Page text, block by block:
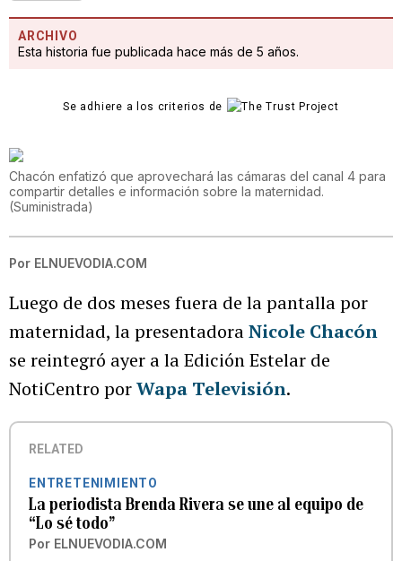
ARCHIVO
Esta historia fue publicada hace más de 5 años.
Se adhiere a los criterios de
Chacón enfatizó que aprovechará las cámaras del canal 4 para
compartir detalles e información sobre la maternidad.
(Suministrada)
Por ELNUEVODIA.COM
Luego de dos meses fuera de la pantalla por
maternidad, la presentadoraNicole Chacón
se reintegró ayer a la Edición Estelar de
NotiCentro porWapa Televisión.
RELATED
ENTRETENIMIENTO
La periodista Brenda Rivera se une al equipo de
“Lo sé todo”
Por ELNUEVODIA.COM